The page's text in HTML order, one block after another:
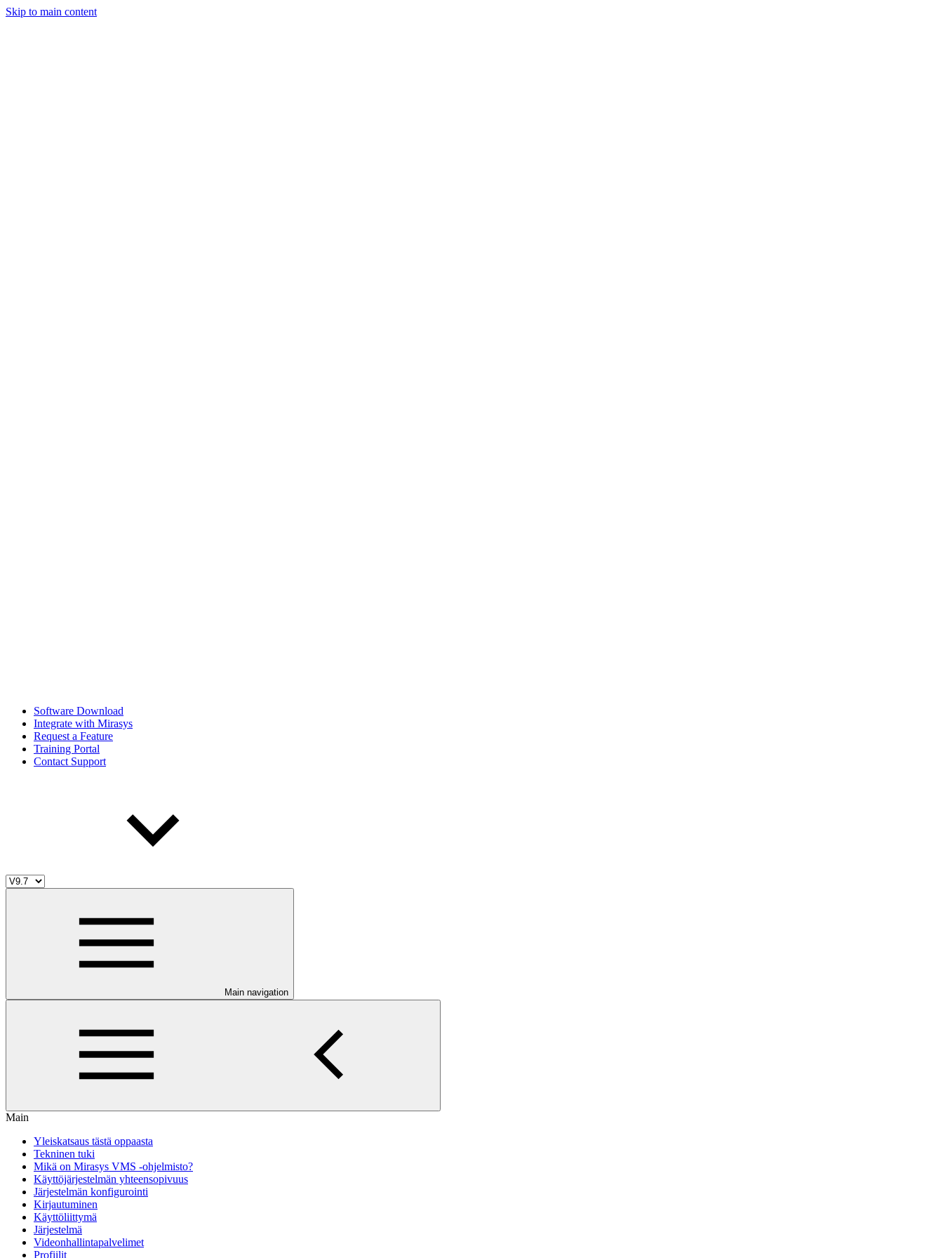
Skip to main content
Software Download
Integrate with Mirasys
Request a Feature
Training Portal
Contact Support
Main navigation
Main
Yleiskatsaus tästä oppaasta
Tekninen tuki
Mikä on Mirasys VMS -ohjelmisto?
Käyttöjärjestelmän yhteensopivuus
Järjestelmän konfigurointi
Kirjautuminen
Käyttöliittymä
Järjestelmä
Videonhallintapalvelimet
Profiilit